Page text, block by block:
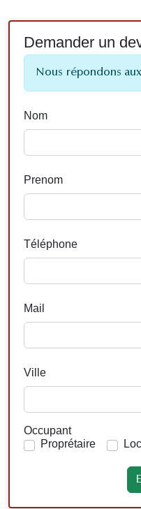
Demander un
Nous répondons
Nom
Prenom
Téléphone
Mail
Ville
Occupant
Proprétaire